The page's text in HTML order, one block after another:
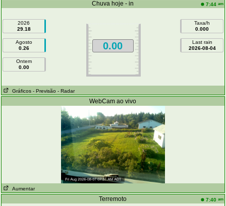
Chuva hoje - in 7:44 am
2026
29.18
Agosto
0.26
Ontem
0.00
0.00
Taxa/h
0.000
Last rain
2026-08-04
Gráficos - Previsão - Radar
WebCam ao vivo
Aumentar
Terremoto 7:40 am